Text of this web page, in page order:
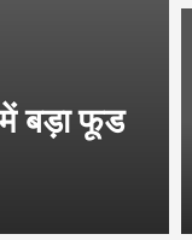
में बड़ा फूड